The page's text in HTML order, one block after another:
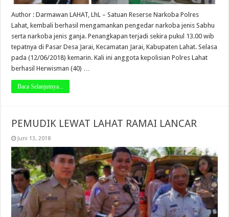
Author : Darmawan LAHAT, LhL – Satuan Reserse Narkoba Polres
Lahat, kembali berhasil mengamankan pengedar narkoba jenis Sabhu
serta narkoba jenis ganja. Penangkapan terjadi sekira pukul 13.00 wib
tepatnya di Pasar Desa Jarai, Kecamatan Jarai, Kabupaten Lahat. Selasa
pada (12/06/2018) kemarin. Kali ini anggota kepolisian Polres Lahat
berhasil Herwisman (40) …
Baca Selanjutnya...
PEMUDIK LEWAT LAHAT RAMAI LANCAR
Juni 13, 2018